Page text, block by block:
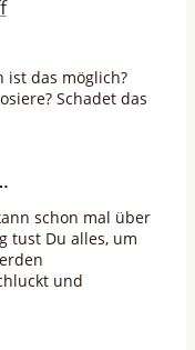
das möglich?
Schadet das
schon mal über
tust Du alles, um
und